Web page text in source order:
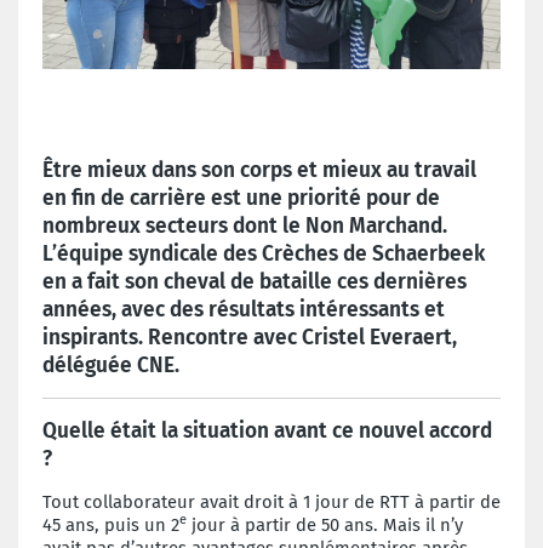
Être mieux dans son corps et mieux au travail
en fin de carrière est une priorité pour de
nombreux secteurs dont le Non Marchand.
L’équipe syndicale des Crèches de Schaerbeek
en a fait son cheval de bataille ces dernières
années, avec des résultats intéressants et
inspirants. Rencontre avec Cristel Everaert,
déléguée CNE.
Quelle était la situation avant ce nouvel accord
?
Tout collaborateur avait droit à 1 jour de RTT à partir de
45 ans, puis un 2e jour à partir de 50 ans. Mais il n’y